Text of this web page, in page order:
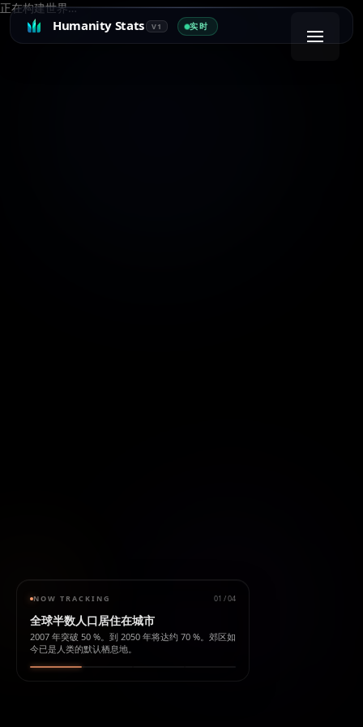
Humanity Stats V1 实时
正在构建世界…
NOW TRACKING 01 /04
全球半数人口居住在城市
2007 年突破 50 %。到 2050 年将达约 70 %。郊区如
今已是人类的默认栖息地。